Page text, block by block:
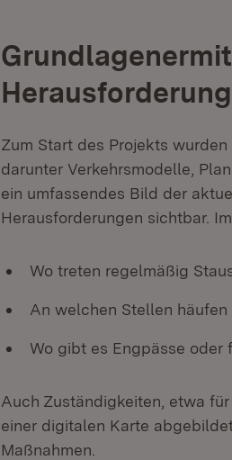
Zum Start des Projekts
darunter Verkehrsmodelle,
ein umfassendes Bild der
Herausforderungen sichtbar.
Wo treten regelmäßig
An welchen Stellen
Wo gibt es Engpässe
Auch Zuständigkeiten, etwa
einer digitalen Karte
Maßnahmen.